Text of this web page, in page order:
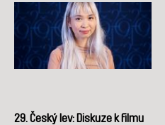
29. Český lev: Diskuze k filmu